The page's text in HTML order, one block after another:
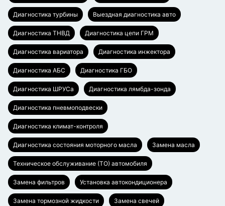
Диагностика турбины Выездная диагностика авто
Диагностика ТНВД Диагностика цепи ГРМ
Диагностика вариатора Диагностика инжектора
Диагностика АБС Диагностика ГБО
Диагностика ШРУСа Диагностика лямбда-зонда
Диагностика пневмоподвески
Диагностика климат-контроля
Диагностика состояния моторного масла Замена масла
Техническое обслуживание (ТО) автомобиля
Замена фильтров Установка автокондиционера
Замена тормозной жидкости Замена свечей